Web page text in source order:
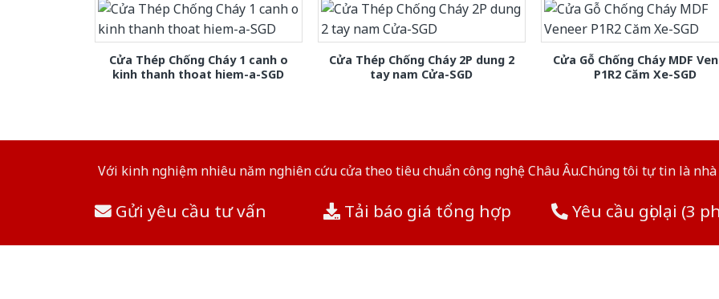
Cửa Thép Chống Cháy 1 canh o
kinh thanh thoat hiem-a-SGD
Cửa Thép Chống Cháy 2P dung 2
tay nam Cửa-SGD
Cửa Gỗ Chống Cháy MDF
P1R2 Căm Xe-SGD
Với kinh nghiệm nhiêu năm nghiên cứu cửa theo tiêu chuẩn công nghệ Châu Âu.Chúng tôi tự tin là
Gửi yêu cầu tư vấn Tải báo giá tổng hợp Yêu cầu gọi lại (3